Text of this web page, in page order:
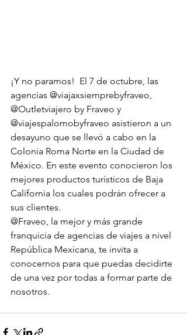
¡Y no paramos!  El 7 de octubre, las
agencias @viajaxsiemprebyfraveo,
@Outletviajero by Fraveo y
@viajespalomobyfraveo asistieron a un
desayuno que se llevó a cabo en la
Colonia Roma Norte en la Ciudad de
México. En este evento conocieron los
mejores productos turísticos de Baja
California los cuales podrán ofrecer a
sus clientes.
@Fraveo, la mejor y más grande
franquicia de agencias de viajes a nivel
República Mexicana, te invita a
conocernos para que puedas decidirte
de una vez por todas a formar parte de
nosotros.